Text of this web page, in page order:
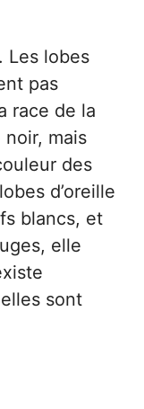
Les lobes
pas
race de la
mais
des
d’oreille
blancs, et
elle
sont